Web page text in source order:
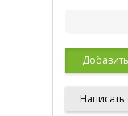
Написать